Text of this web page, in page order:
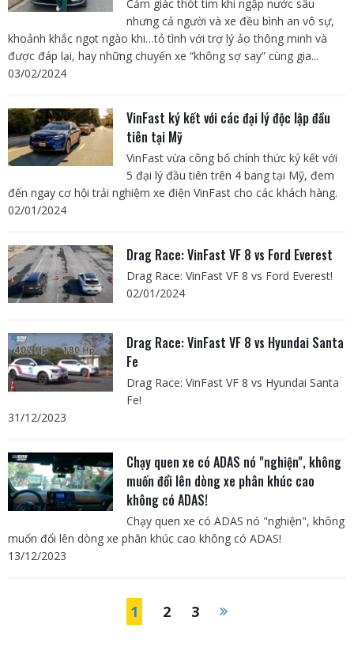
Cảm giác thót tim khi ngập nước sâu
nhưng cả người và xe đều bình an vô sự,
khoảnh khắc ngọt ngào khi…tỏ tình với trợ lý ảo thông minh và
được đáp lại, hay những chuyến xe “không sợ say” cùng gia...
03/02/2024
VinFast ký kết với các đại lý độc lập đầu
tiên tại Mỹ
VinFast vừa công bố chính thức ký kết với
5 đại lý đầu tiên trên 4 bang tại Mỹ, đem
đến ngay cơ hội trải nghiệm xe điện VinFast cho các khách hàng.
02/01/2024
Drag Race: VinFast VF 8 vs Ford Everest
Drag Race: VinFast VF 8 vs Ford Everest!
02/01/2024
Drag Race: VinFast VF 8 vs Hyundai Santa
Fe
Drag Race: VinFast VF 8 vs Hyundai Santa
Fe!
31/12/2023
Chạy quen xe có ADAS nó "nghiện", không
muốn đổi lên dòng xe phân khúc cao
không có ADAS!
Chạy quen xe có ADAS nó "nghiện", không
muốn đổi lên dòng xe phân khúc cao không có ADAS!
13/12/2023
1 2 3